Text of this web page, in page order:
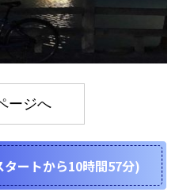
ージへ
タートから10時間57分)